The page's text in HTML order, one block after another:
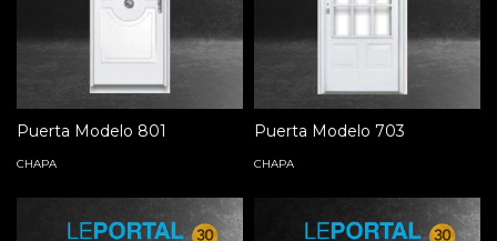
Puerta Modelo 801
CHAPA
Puerta Modelo 703
CHAPA